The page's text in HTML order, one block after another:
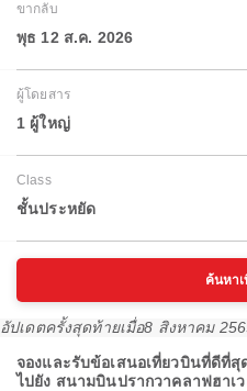
ขากลับ
พุธ 12 ส.ค. 2026
ผู้โดยสาร
1 ผู้ใหญ่
Class
ชั้นประหยัด
ค้นหา
อัปเดตครั้งสุดท้ายเมื่อ8 สิงหาคม
จองและรับข้อเสนอเที่ยวบินที่ดีที่สุ
ไปยัง สนามบินปรากวาคลาฟฮาเ